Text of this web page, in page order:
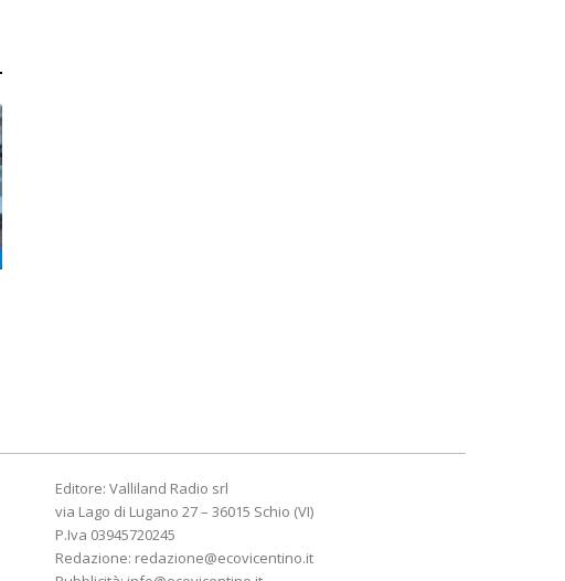
Editore: Valliland Radio srl
via Lago di Lugano 27 – 36015 Schio (VI)
P.Iva 03945720245
Redazione: redazione@ecovicentino.it